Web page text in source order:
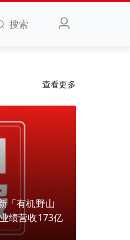
搜索
查看更多
「有机野山
绩营收173亿